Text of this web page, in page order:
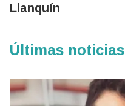
Llanquín
Últimas noticias